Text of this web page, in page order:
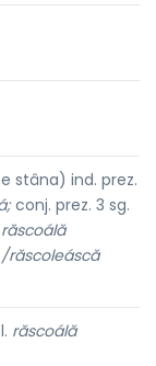
stâna) ind. prez.
conj. prez. 3 sg.
răscoálă
răscoleáscă
răscoálă